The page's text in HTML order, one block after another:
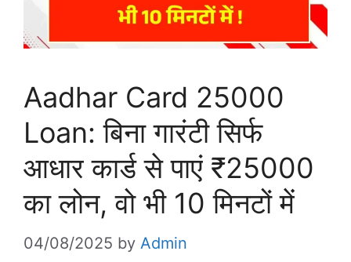
Aadhar Card 25000
Loan: बिना गारंटी सिर्फ
आधार कार्ड से पाएं ₹25000
का लोन, वो भी 10 मिनटों में
04/08/2025 by Admin